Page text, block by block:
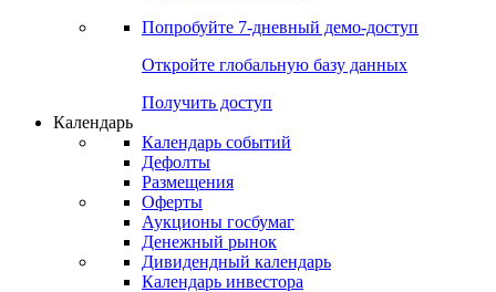
Попробуйте 7-дневный демо-доступ
Откройте глобальную базу данных
Получить доступ
Календарь
Календарь событий
Дефолты
Размещения
Оферты
Аукционы госбумаг
Денежный рынок
Дивидендный календарь
Календарь инвестора